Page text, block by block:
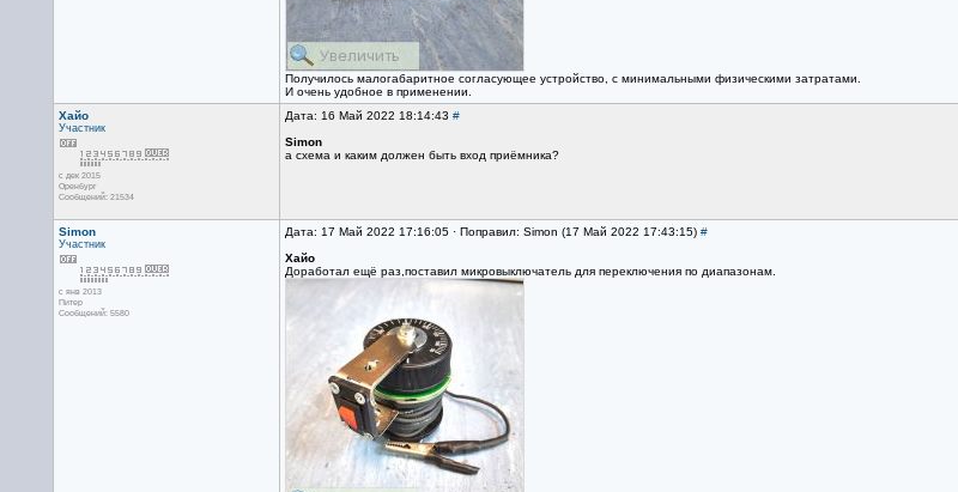
Получилось малогабаритное согласующее устройство, с минимальными физическими затратами.
И очень удобное в применении.
Хайо
Участник
с дек 2015
Оренбург
Сообщений: 21534
Дата: 16 Май 2022 18:14:43 #
Simon
а схема и каким должен быть вход приёмника?
Simon
Участник
с янв 2013
Питер
Сообщений: 5580
Дата: 17 Май 2022 17:16:05 · Поправил: Simon (17 Май 2022 17:43:15) #
Хайо
Доработал ещё раз,поставил микровыключатель для переключения по диапазонам.